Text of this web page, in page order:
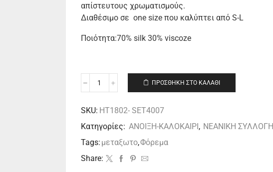
απίστευτους χρωματισμούς.
Διαθέσιμο σε one size που καλύπτει από S-L
Ποιότητα:70% silk 30% viscoze
ΠΡΟΣΘΉΚΗ ΣΤΟ ΚΑΛΆΘΙ
SKU: HT1802- SET4007
Κατηγορίες: ΑΝΟΙΞΗ-ΚΑΛΟΚΑΙΡΙ , ΝΕΑΝΙΚΗ ΣΥΛΛΟΓΗ
Tags: μεταξωτο,Φόρεμα
Share: